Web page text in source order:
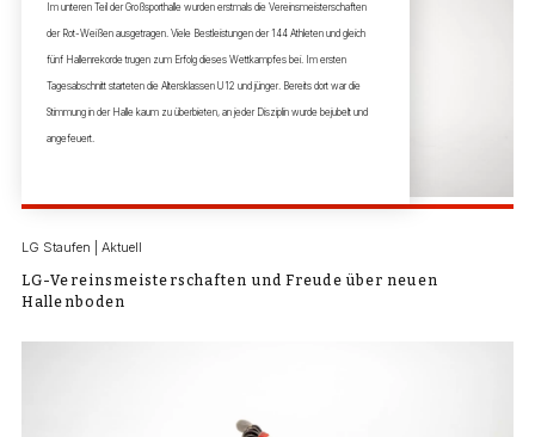
Im unteren Teil der Großsporthalle wurden erstmals die Vereinsmeisterschaften
der Rot-Weißen ausgetragen. Viele Bestleistungen der 144 Athleten und gleich
fünf Hallenrekorde trugen zum Erfolg dieses Wettkampfes bei. Im ersten
Tagesabschnitt starteten die Altersklassen U12 und jünger. Bereits dort war die
Stimmung in der Halle kaum zu überbieten, an jeder Disziplin wurde bejubelt und
angefeuert.
LG Staufen | Aktuell
LG-Vereinsmeisterschaften und Freude über neuen
Hallenboden